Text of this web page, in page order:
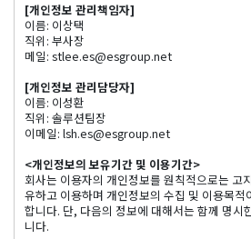
[개인정보 관리책임자]
이름: 이상택
직위: 부사장
메일: stlee.es@esgroup.net
[개인정보 관리담당자]
이름: 이성환
직위: 솔루션팀장
이메일: lsh.es@esgroup.net
<개인정보의 보유기간 및 이용기간>
회사는 이용자의 개인정보를 원칙적으로는 고
유하고 이용하며 개인정보의 수집 및 이용목적
합니다. 단, 다음의 정보에 대해서는 함께 명시
니다.